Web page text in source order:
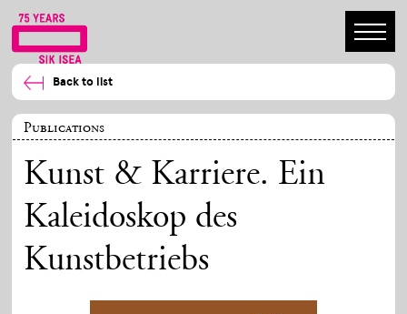
Back to list
Publications
Kunst & Karriere. Ein
Kaleidoskop des
Kunstbetriebs